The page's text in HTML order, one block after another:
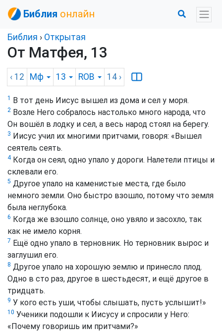
Библия онлайн
Библия › Открытая
От Матфея, 13
‹ 12 Мф 13 ROB 14 ›
1 В тот день Иисус вышел из дома и сел у моря.
2 Возле Него собралось настолько много народа, что
Он вошёл в лодку и сел, а весь народ стоял на берегу.
3 Иисус учил их многими притчами, говоря: «Вышел
сеятель сеять.
4Когда он сеял, одно упало у дороги. Налетели птицы и
склевали его.
5 Другое упало на каменистые места, где было
немного земли. Оно быстро взошло, потому что земля
была неглубока.
6 Когда же взошло солнце, оно увяло и засохло, так
как не имело корня.
7 Ещё одно упало в терновник. Но терновник вырос и
заглушил его.
8 Другое упало на хорошую землю и принесло плод.
Одно в сто раз, другое в шестьдесят, и ещё другое в
тридцать.
9 У кого есть уши, чтобы слышать, пусть услышит!»
10 Ученики подошли к Иисусу и спросили у Него:
«Почему говоришь им притчами?»